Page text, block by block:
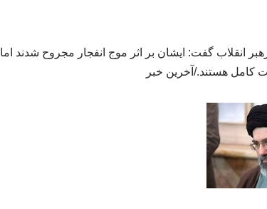
انقلاب گفت: ایشان بر اثر موج انفجار مجروح شدند اما
کامل هستند./آخرین خبر